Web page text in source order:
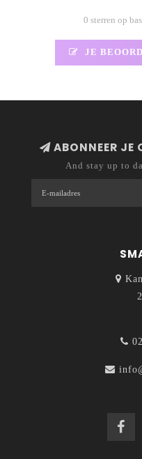
0 sterren op
JE
ABONNEER JE
And stay up to